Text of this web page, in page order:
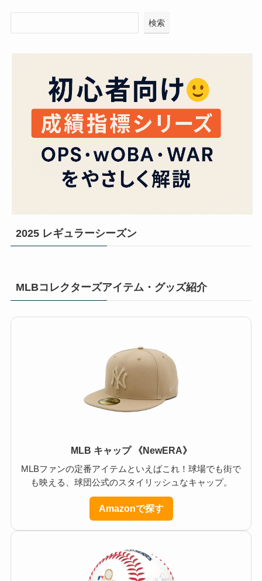
検索
2025 レギュラーシーズン
MLBコレクターズアイテム・グッズ紹介
MLB キャップ 《NewERA》
MLBファンの定番アイテムといえばこれ！球場でも街で
も映える、球団公式のスタイリッシュなキャップ。
Amazonで探す